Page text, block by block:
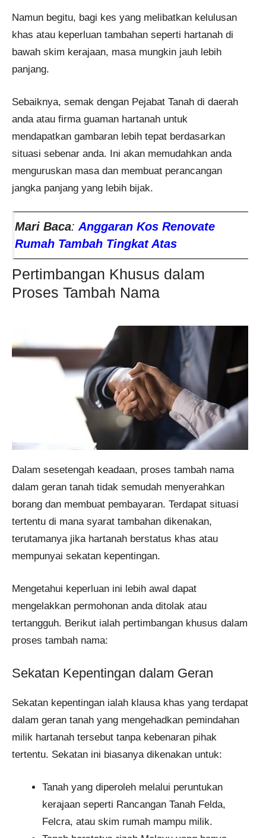
Namun begitu, bagi kes yang melibatkan kelulusan
khas atau keperluan tambahan seperti hartanah di
bawah skim kerajaan, masa mungkin jauh lebih
panjang.
Sebaiknya, semak dengan Pejabat Tanah di daerah
anda atau firma guaman hartanah untuk
mendapatkan gambaran lebih tepat berdasarkan
situasi sebenar anda. Ini akan memudahkan anda
menguruskan masa dan membuat perancangan
jangka panjang yang lebih bijak.
Mari Baca:Anggaran Kos Renovate
Rumah Tambah Tingkat Atas
Pertimbangan Khusus dalam
Proses Tambah Nama
Dalam sesetengah keadaan, proses tambah nama
dalam geran tanah tidak semudah menyerahkan
borang dan membuat pembayaran. Terdapat situasi
tertentu di mana syarat tambahan dikenakan,
terutamanya jika hartanah berstatus khas atau
mempunyai sekatan kepentingan.
Mengetahui keperluan ini lebih awal dapat
mengelakkan permohonan anda ditolak atau
tertangguh. Berikut ialah pertimbangan khusus dalam
proses tambah nama:
Sekatan Kepentingan dalam Geran
Sekatan kepentingan ialah klausa khas yang terdapat
dalam geran tanah yang mengehadkan pemindahan
milik hartanah tersebut tanpa kebenaran pihak
tertentu. Sekatan ini biasanya dikenakan untuk:
Tanah yang diperoleh melalui peruntukan
kerajaan seperti Rancangan Tanah Felda,
Felcra, atau skim rumah mampu milik.